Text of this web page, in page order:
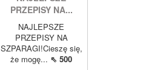
PRZEPISY NA...
NAJLEPSZE
PRZEPISY NA
SZPARAGI!Cieszę się,
że mogę... ⇖ 500